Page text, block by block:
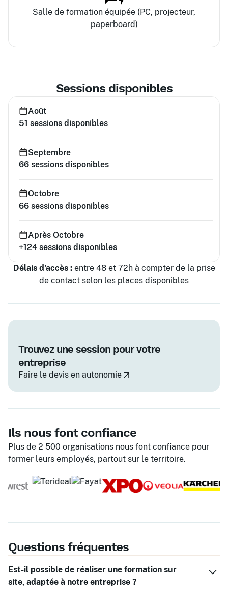
Salle de formation équipée (PC, projecteur,
paperboard)
Sessions disponibles
Août
51 sessions disponibles
Septembre
66 sessions disponibles
Octobre
66 sessions disponibles
Après Octobre
+124 sessions disponibles
Délais d'accès :entre 48 et 72h à compter de la prise
de contact selon les places disponibles
Trouvez une session pour votre
entreprise
Faire le devis en autonomie
Ils nous font confiance
Plus de 2 500 organisations nous font confiance pour
former leurs employés, partout sur le territoire.
Questions fréquentes
Est-il possible de réaliser une formation sur
site, adaptée à notre entreprise ?